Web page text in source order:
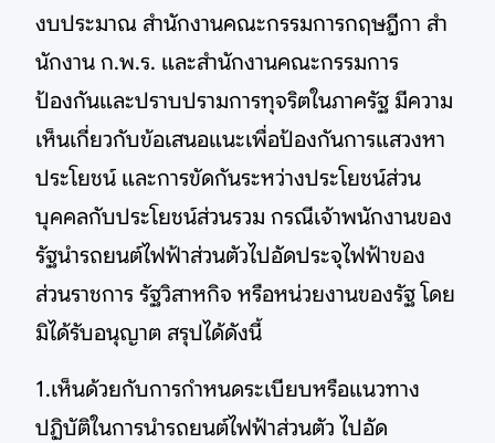
งบประมาณ สํานักงานคณะกรรมการกฤษฎีกา สํา
นักงาน ก.พ.ร. และสํานักงานคณะกรรมการ
ป้องกันและปราบปรามการทุจริตในภาครัฐ มีความ
เห็นเกี่ยวกับข้อเสนอแนะเพื่อป้องกันการแสวงหา
ประโยชน์ และการขัดกันระหว่างประโยชน์ส่วน
บุคคลกับประโยชน์ส่วนรวม กรณีเจ้าพนักงานของ
รัฐนํารถยนต์ไฟฟ้าส่วนตัวไปอัดประจุไฟฟ้าของ
ส่วนราชการ รัฐวิสาหกิจ หรือหน่วยงานของรัฐ โดย
มิได้รับอนุญาต สรุปได้ดังนี้
1.เห็นด้วยกับการกําหนดระเบียบหรือแนวทาง
ปฏิบัติในการนํารถยนต์ไฟฟ้าส่วนตัว ไปอัด